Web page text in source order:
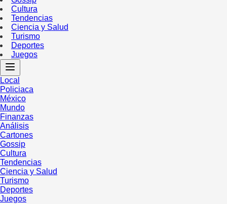
Cultura
Tendencias
Ciencia y Salud
Turismo
Deportes
Juegos
Local
Policiaca
México
Mundo
Finanzas
Análisis
Cartones
Gossip
Cultura
Tendencias
Ciencia y Salud
Turismo
Deportes
Juegos